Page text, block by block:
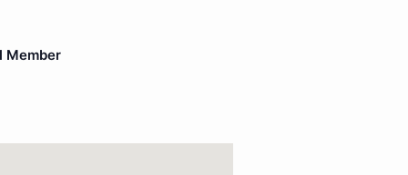
Member